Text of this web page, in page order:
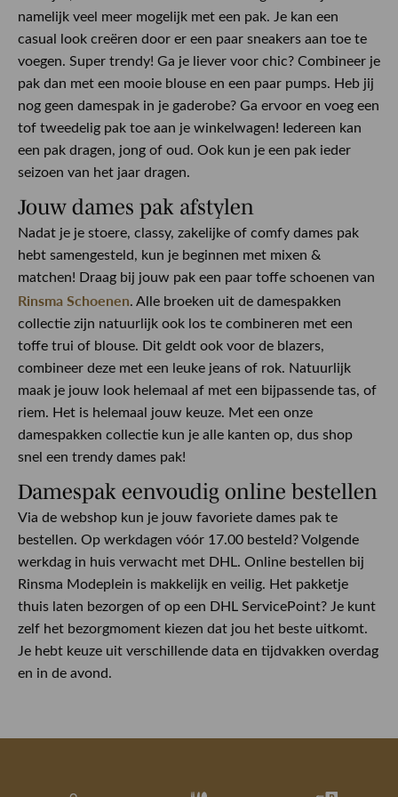
namelijk veel meer mogelijk met een pak. Je kan een
casual look creëren door er een paar sneakers aan toe te
voegen. Super trendy! Ga je liever voor chic? Combineer je
pak dan met een mooie blouse en een paar pumps. Heb jij
nog geen damespak in je gaderobe? Ga ervoor en voeg een
tof tweedelig pak toe aan je winkelwagen! Iedereen kan
een pak dragen, jong of oud. Ook kun je een pak ieder
seizoen van het jaar dragen.
Jouw dames pak afstylen
Nadat je je stoere, classy, zakelijke of comfy dames pak
hebt samengesteld, kun je beginnen met mixen &
matchen! Draag bij jouw pak een paar toffe schoenen van
Rinsma Schoenen. Alle broeken uit de damespakken
collectie zijn natuurlijk ook los te combineren met een
toffe trui of blouse. Dit geldt ook voor de blazers,
combineer deze met een leuke jeans of rok. Natuurlijk
maak je jouw look helemaal af met een bijpassende tas, of
riem. Het is helemaal jouw keuze. Met een onze
damespakken collectie kun je alle kanten op, dus shop
snel een trendy dames pak!
Damespak eenvoudig online bestellen
Via de webshop kun je jouw favoriete dames pak te
bestellen. Op werkdagen vóór 17.00 besteld? Volgende
werkdag in huis verwacht met DHL. Online bestellen bij
Rinsma Modeplein is makkelijk en veilig. Het pakketje
thuis laten bezorgen of op een DHL ServicePoint? Je kunt
zelf het bezorgmoment kiezen dat jou het beste uitkomt.
Je hebt keuze uit verschillende data en tijdvakken overdag
en in de avond.